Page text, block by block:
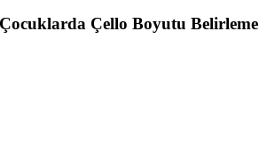
Çocuklarda Çello Boyutu Belirleme